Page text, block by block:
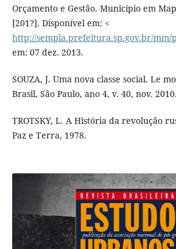
Orçamento e Gestão. Município em
[201?]. Disponível em: <
http://sempla.prefeitura.sp.gov.br/mm/
em: 07 dez. 2013.
SOUZA, J. Uma nova classe social. Le
Brasil, São Paulo, ano 4, v. 40, nov. 2010.
TROTSKY, L. A História da revolução
Paz e Terra, 1978.